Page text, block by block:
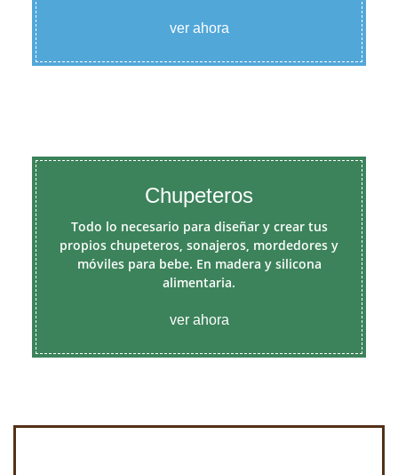
ver ahora
Chupeteros
Todo lo necesario para diseñar y crear tus
propios chupeteros, sonajeros, mordedores y
móviles para bebe. En madera y silicona
alimentaria.
ver ahora